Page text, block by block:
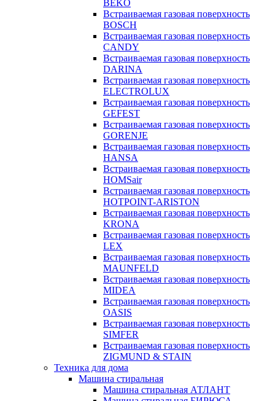
BEKO
Встраиваемая газовая поверхность
BOSCH
Встраиваемая газовая поверхность
CANDY
Встраиваемая газовая поверхность
DARINA
Встраиваемая газовая поверхность
ELECTROLUX
Встраиваемая газовая поверхность
GEFEST
Встраиваемая газовая поверхность
GORENJE
Встраиваемая газовая поверхность
HANSA
Встраиваемая газовая поверхность
HOMSair
Встраиваемая газовая поверхность
HOTPOINT-ARISTON
Встраиваемая газовая поверхность
KRONA
Встраиваемая газовая поверхность
LEX
Встраиваемая газовая поверхность
MAUNFELD
Встраиваемая газовая поверхность
MIDEA
Встраиваемая газовая поверхность
OASIS
Встраиваемая газовая поверхность
SIMFER
Встраиваемая газовая поверхность
ZIGMUND & STAIN
Техника для дома
Машина стиральная
Машина стиральная АТЛАНТ